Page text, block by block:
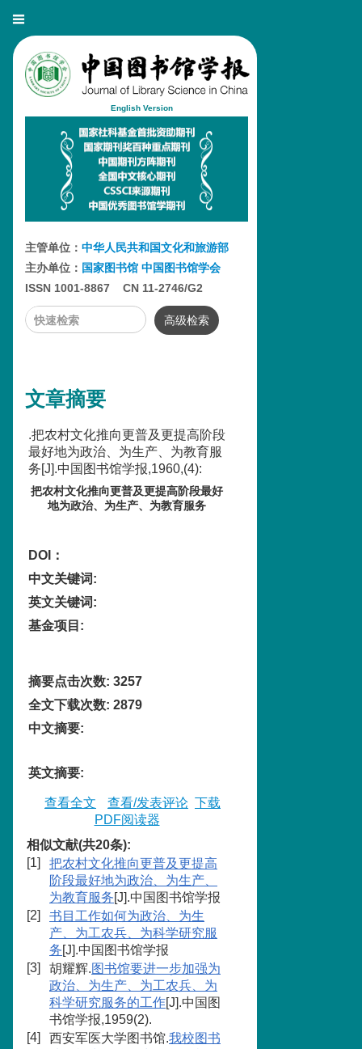
English Version
主管单位： 中华人民共和国文化和旅游部
主办单位： 国家图书馆 中国图书馆学会
ISSN 1001-8867 CN 11-2746/G2
高级检索
文章摘要
.把农村文化推向更普及更提高阶段
最好地为政治、为生产、为教育服
务[J].中国图书馆学报,1960,(4):
把农村文化推向更普及更提高阶段最好
地为政治、为生产、为教育服务
DOI：
中文关键词:
英文关键词:
基金项目 :
摘要点击次数: 3257
全文下载次数: 2879
中文摘要:
英文摘要:
查看全文 查看/发表评论 下载
PDF阅读器
相似文献(共20条):
[1]
把农村文化推向更普及更提高
阶段最好地为政治、为生产、
为教育服务[J].中国图书馆学报
[2]
书目工作如何为政治、为生
产、为工农兵、为科学研究服
务[J].中国图书馆学报
[3]
胡耀辉.图书馆要进一步加强为
政治、为生产、为工农兵、为
科学研究服务的工作[J].中国图
书馆学报,1959(2).
[4]
西安军医大学图书馆.我校图书